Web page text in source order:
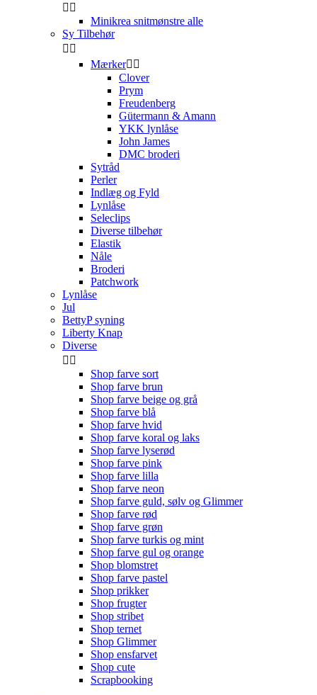
 
Minikrea snitmønstre alle
Sy Tilbehør
 
Mærker 
Clover
Prym
Freudenberg
Gütermann & Amann
YKK lynlåse
John James
DMC broderi
Sytråd
Perler
Indlæg og Fyld
Lynlåse
Seleclips
Diverse tilbehør
Elastik
Nåle
Broderi
Patchwork
Lynlåse
Jul
BettyP syning
Liberty Knap
Diverse
 
Shop farve sort
Shop farve brun
Shop farve beige og grå
Shop farve blå
Shop farve hvid
Shop farve koral og laks
Shop farve lyserød
Shop farve pink
Shop farve lilla
Shop farve neon
Shop farve guld, sølv og Glimmer
Shop farve rød
Shop farve grøn
Shop farve turkis og mint
Shop farve gul og orange
Shop blomstret
Shop farve pastel
Shop prikker
Shop frugter
Shop stribet
Shop ternet
Shop Glimmer
Shop ensfarvet
Shop cute
Scrapbooking